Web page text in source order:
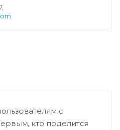
с
кто поделится